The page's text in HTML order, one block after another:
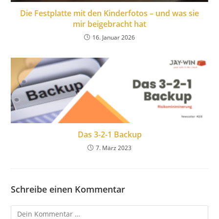
Die Festplatte mit den Kinderfotos – und was sie
mir beigebracht hat
16. Januar 2026
Das 3-2-1 Backup
7. März 2023
Schreibe einen Kommentar
Kommentar